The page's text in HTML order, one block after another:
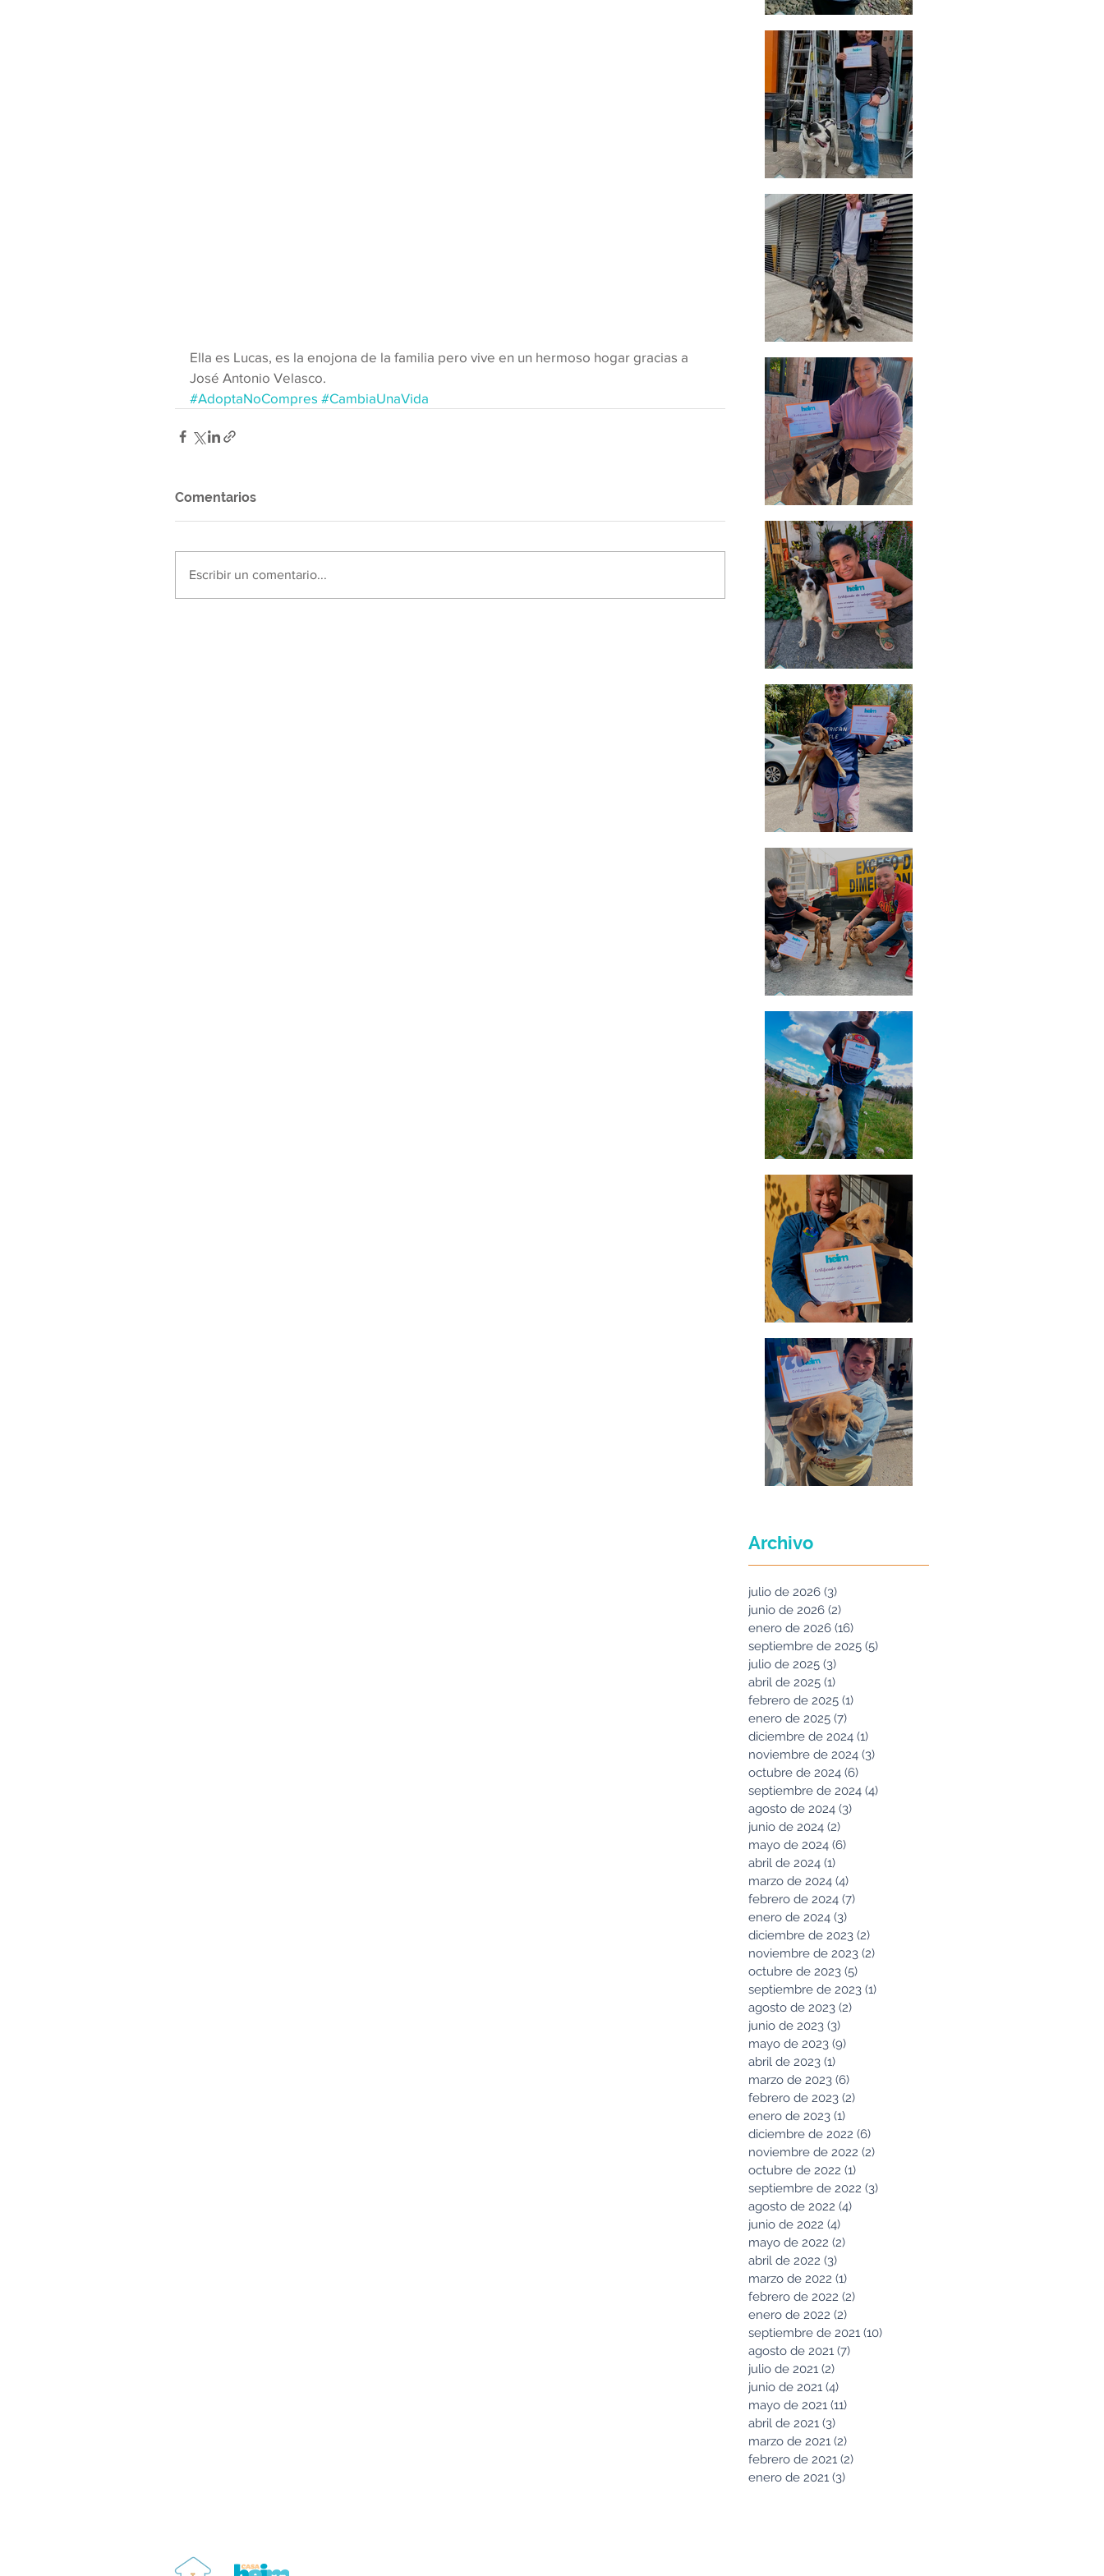
Ella es Lucas, es la enojona de la familia pero vive en un hermoso hogar gracias a
José Antonio Velasco.
#AdoptaNoCompres #CambiaUnaVida
Comentarios
Escribir un comentario...
Bellota
Vaquita
Spot
Morris
Noa
Rosa
Pedro Infante
Mika
Mario Moreno
Archivo
julio de 2026 (3)
junio de 2026 (2)
enero de 2026 (16)
septiembre de 2025 (5)
julio de 2025 (3)
abril de 2025 (1)
febrero de 2025 (1)
enero de 2025 (7)
diciembre de 2024 (1)
noviembre de 2024 (3)
octubre de 2024 (6)
septiembre de 2024 (4)
agosto de 2024 (3)
junio de 2024 (2)
mayo de 2024 (6)
abril de 2024 (1)
marzo de 2024 (4)
febrero de 2024 (7)
enero de 2024 (3)
diciembre de 2023 (2)
noviembre de 2023 (2)
octubre de 2023 (5)
septiembre de 2023 (1)
agosto de 2023 (2)
junio de 2023 (3)
mayo de 2023 (9)
abril de 2023 (1)
marzo de 2023 (6)
febrero de 2023 (2)
enero de 2023 (1)
diciembre de 2022 (6)
noviembre de 2022 (2)
octubre de 2022 (1)
septiembre de 2022 (3)
agosto de 2022 (4)
junio de 2022 (4)
mayo de 2022 (2)
abril de 2022 (3)
marzo de 2022 (1)
febrero de 2022 (2)
enero de 2022 (2)
septiembre de 2021 (10)
agosto de 2021 (7)
julio de 2021 (2)
junio de 2021 (4)
mayo de 2021 (11)
abril de 2021 (3)
marzo de 2021 (2)
febrero de 2021 (2)
enero de 2021 (3)